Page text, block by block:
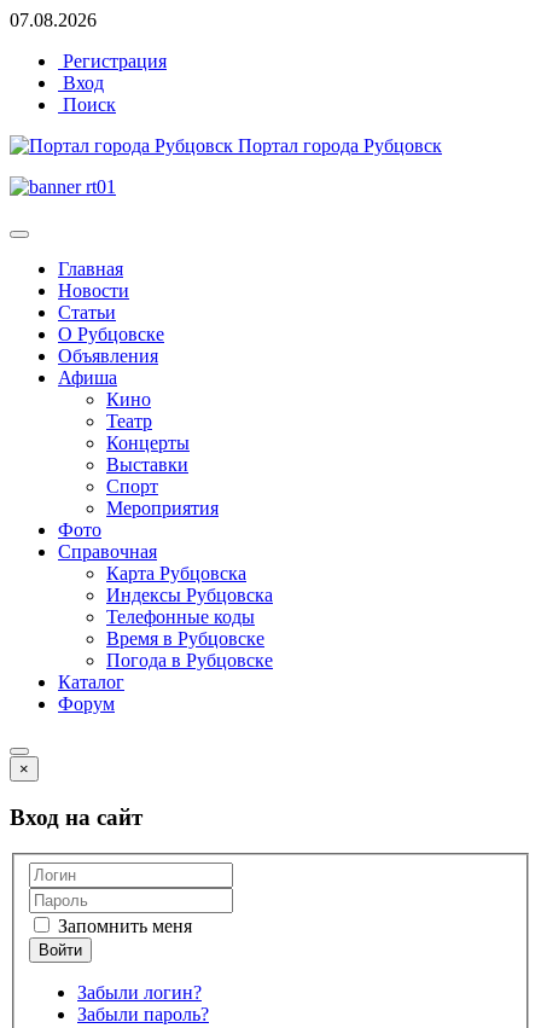
07.08.2026
Регистрация
Вход
Поиск
Портал города Рубцовск
Главная
Новости
Статьи
О Рубцовске
Объявления
Афиша
Кино
Театр
Концерты
Выставки
Спорт
Мероприятия
Фото
Справочная
Карта Рубцовска
Индексы Рубцовска
Телефонные коды
Время в Рубцовске
Погода в Рубцовске
Каталог
Форум
×
Вход на сайт
Запомнить меня
Забыли логин?
Забыли пароль?